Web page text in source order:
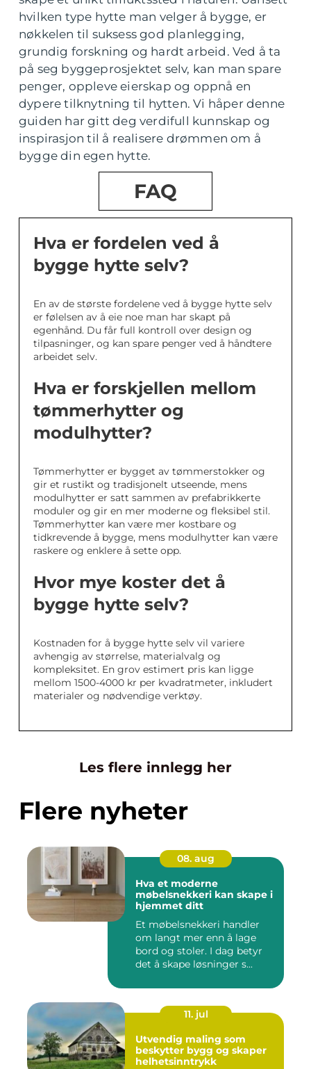
hvilken type hytte man velger å bygge, er
nøkkelen til suksess god planlegging,
grundig forskning og hardt arbeid. Ved å ta
på seg byggeprosjektet selv, kan man spare
penger, oppleve eierskap og oppnå en
dypere tilknytning til hytten. Vi håper denne
guiden har gitt deg verdifull kunnskap og
inspirasjon til å realisere drømmen om å
bygge din egen hytte.
FAQ
Hva er fordelen ved å
bygge hytte selv?
En av de største fordelene ved å bygge hytte selv
er følelsen av å eie noe man har skapt på
egenhånd. Du får full kontroll over design og
tilpasninger, og kan spare penger ved å håndtere
arbeidet selv.
Hva er forskjellen mellom
tømmerhytter og
modulhytter?
Tømmerhytter er bygget av tømmerstokker og
gir et rustikt og tradisjonelt utseende, mens
modulhytter er satt sammen av prefabrikkerte
moduler og gir en mer moderne og fleksibel stil.
Tømmerhytter kan være mer kostbare og
tidkrevende å bygge, mens modulhytter kan være
raskere og enklere å sette opp.
Hvor mye koster det å
bygge hytte selv?
Kostnaden for å bygge hytte selv vil variere
avhengig av størrelse, materialvalg og
kompleksitet. En grov estimert pris kan ligge
mellom 1500-4000 kr per kvadratmeter, inkludert
materialer og nødvendige verktøy.
Les flere innlegg her
Flere nyheter
08. aug
Hva et moderne
møbelsnekkeri kan skape i
hjemmet ditt
Et møbelsnekkeri handler
om langt mer enn å lage
bord og stoler. I dag betyr
det å skape løsninger s...
11. jul
Utvendig maling som
beskytter bygg og skaper
helhetsinntrykk